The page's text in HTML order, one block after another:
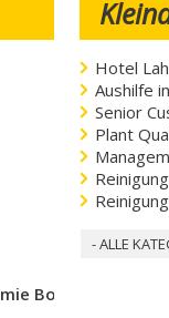
Bozen
Hotel
Aushilfe
Senior
Plant
- ALLE